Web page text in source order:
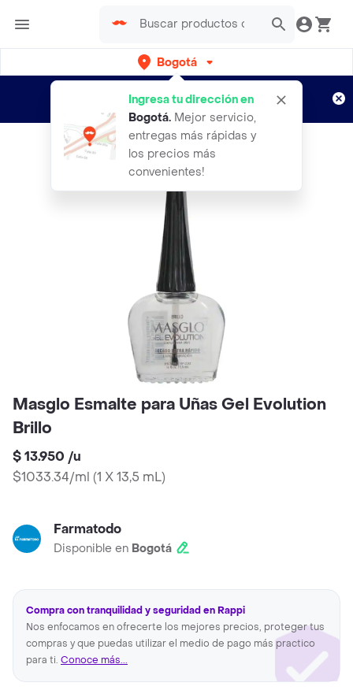
Bogotá
Ingresa tu dirección en
Bogotá. Mejor servicio,
entregas más rápidas y
los precios más
convenientes!
envíos gratis por semanas
Aplican TyC
Masglo Esmalte para Uñas Gel Evolution
Brillo
$ 13.950 /u
$1033.34/ml (1 X 13,5 mL)
Farmatodo
Disponible en Bogotá
Compra con tranquilidad y seguridad en Rappi
Nos enfocamos en ofrecerte los mejores precios, proteger tus
compras y que puedas utilizar el medio de pago más practico
para ti. Conoce más...